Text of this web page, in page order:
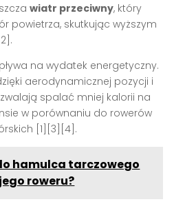
wiatr przeciwny, który
powietrza, skutkując wyższym
na wydatek energetyczny.
aerodynamicznej pozycji i
spalać mniej kalorii na
w porównaniu do rowerów
[1][3][4].
hamulca tarczowego
roweru?